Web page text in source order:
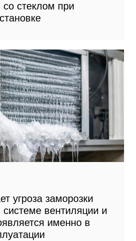
стеклом при
угроза заморозки
вентиляции и
именно в